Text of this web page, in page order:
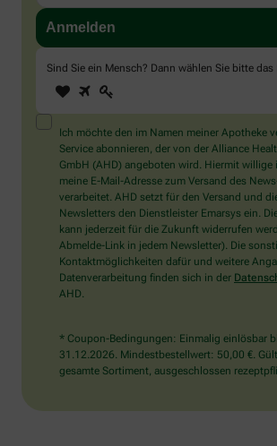
Sind Sie ein Mensch? Dann wählen Sie bitte das
Sind
Sie
ein
Mensch?
Dann
wählen
Sie
bitte
das
Flugzeug.
1 2
Ich möchte den im Namen meiner Apotheke
Service abonnieren, der von der Alliance
GmbH (AHD) angeboten wird. Hiermit willige
meine E-Mail-Adresse zum Versand des
verarbeitet. AHD setzt für den Versand und
Newsletters den Dienstleister Emarsys ein.
kann jederzeit für die Zukunft widerrufen
Abmelde-Link in jedem Newsletter). Die
Kontaktmöglichkeiten dafür und weitere
Datenverarbeitung finden sich in der
AHD.
* Coupon-Bedingungen: Einmalig einlösbar
31.12.2026. Mindestbestellwert: 50,00 €.
gesamte Sortiment, ausgeschlossen